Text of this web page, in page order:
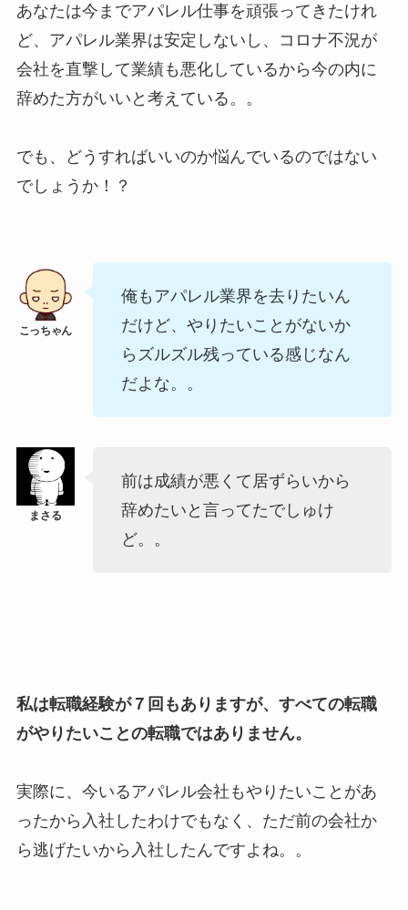
あなたは今までアパレル仕事を頑張ってきたけれ
ど、アパレル業界は安定しないし、コロナ不況が
会社を直撃して業績も悪化しているから今の内に
辞めた方がいいと考えている。。
でも、どうすればいいのか悩んでいるのではない
でしょうか！？
俺もアパレル業界を去りたいん
だけど、やりたいことがないか
らズルズル残っている感じなん
だよな。。
前は成績が悪くて居ずらいから
辞めたいと言ってたでしゅけ
ど。。
私は転職経験が７回もありますが、すべての転職
がやりたいことの転職ではありません。
実際に、今いるアパレル会社もやりたいことがあ
ったから入社したわけでもなく、ただ前の会社か
ら逃げたいから入社したんですよね。。